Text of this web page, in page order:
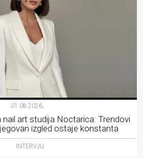
01.08.2026.
nail art studija Noctarica: Trendovi
izgled ostaje konstanta
INTERVJU